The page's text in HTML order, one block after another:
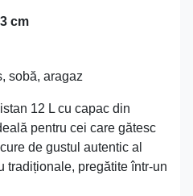
cm
sobă, aragaz
12 L cu capac din
pentru cei care gătesc
de gustul autentic al
tradiționale, pregătite într-un